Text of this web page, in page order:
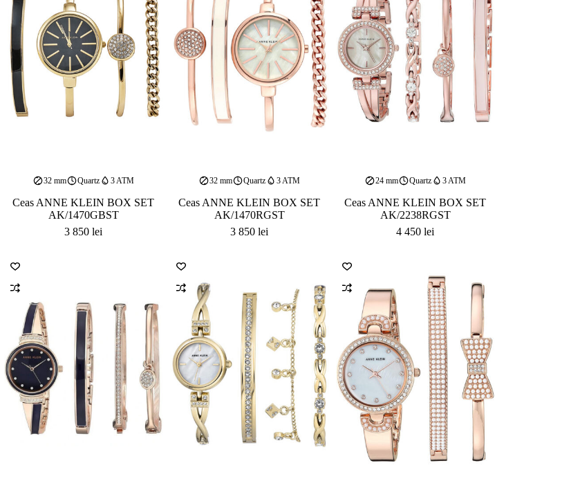
32 mm Quartz 3 ATM
Ceas ANNE KLEIN BOX SET
AK/1470GBST
3 850lei
32 mm Quartz 3 ATM
Ceas ANNE KLEIN BOX SET
AK/1470RGST
3 850lei
24 mm Quartz 3 ATM
Ceas ANNE KLEIN BOX SET
AK/2238RGST
4 450lei